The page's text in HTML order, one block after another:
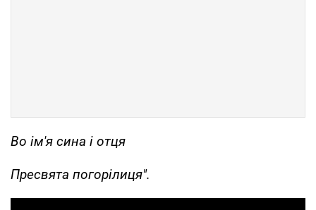
Во ім'я сина і отця
Пресвята погорілиця".